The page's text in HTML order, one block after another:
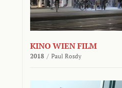
KINO WIEN FILM
2018 / Paul Rosdy